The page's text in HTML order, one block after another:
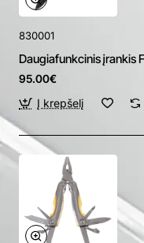
830001
Daugiafunkcinis įrankis
95.00€
Į krepšelį